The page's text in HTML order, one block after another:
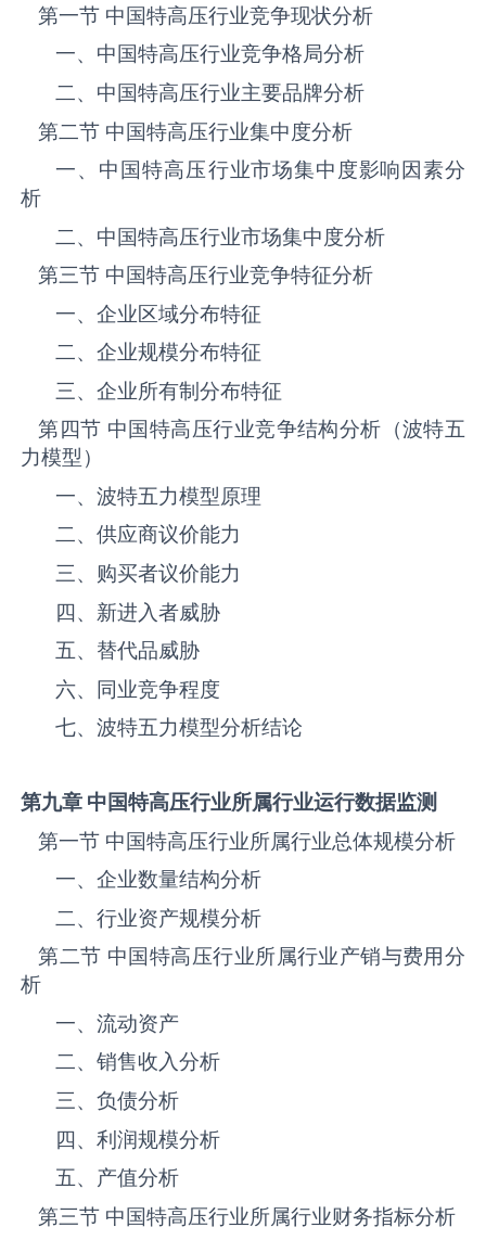
第一节 中国‌‌‌‌特高压‌‌‌‌‌‌‌‌‌‌‌‌‌行业竞争现状分析
一、中国‌‌‌‌特高压‌‌‌‌‌‌‌‌‌‌‌‌‌行业竞争格局分析
二、中国‌‌‌‌特高压‌‌‌‌‌‌‌‌‌‌‌‌‌行业主要品牌分析
第二节 中国‌‌‌‌特高压‌‌‌‌‌‌‌‌‌‌‌‌‌行业集中度分析
一、中国‌‌‌‌特高压‌‌‌‌‌‌‌‌‌‌‌‌‌行业市场集中度影响因素分
析
二、中国‌‌‌‌特高压‌‌‌‌‌‌‌‌‌‌‌‌‌行业市场集中度分析
第三节 中国‌‌‌‌特高压‌‌‌‌‌‌‌‌‌‌‌‌‌行业竞争特征分析
一、企业区域分布特征
二、企业规模分布特征
三、企业所有制分布特征
第四节 中国‌‌‌‌特高压‌‌‌‌‌‌‌‌‌‌‌‌‌行业竞争结构分析（波特五
力模型）
一、波特五力模型原理
二、供应商议价能力
三、购买者议价能力
四、新进入者威胁
五、替代品威胁
六、同业竞争程度
七、波特五力模型分析结论
第九章 中国特高压行业所属行业运行数据监测
第一节 中国‌‌‌‌特高压‌‌‌‌‌‌‌‌‌‌‌‌‌行业所属行业总体规模分析
一、企业数量结构分析
二、行业资产规模分析
第二节 中国‌‌‌‌特高压‌‌‌‌‌‌‌‌‌‌‌‌‌行业所属行业产销与费用分
析
一、流动资产
二、销售收入分析
三、负债分析
四、利润规模分析
五、产值分析
第三节 中国‌‌‌‌特高压‌‌‌‌‌‌‌‌‌‌‌‌‌行业所属行业财务指标分析